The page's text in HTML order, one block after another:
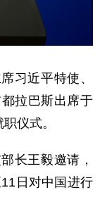
习近平特使、
拉巴斯出席于
仪式。
长王毅邀请，
日对中国进行